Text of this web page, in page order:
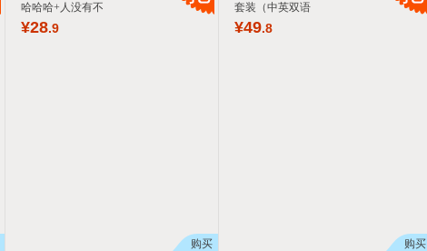
哈哈哈+人没有不
¥28.9
购买
套装（中英双语
¥49.8
购买